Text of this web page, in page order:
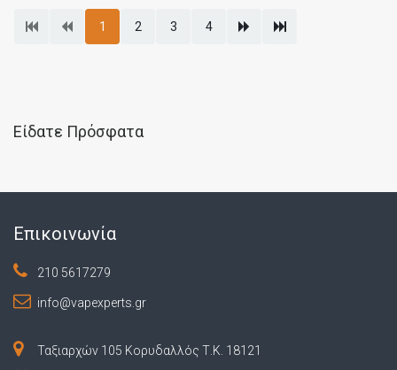
1 2 3 4
Είδατε Πρόσφατα
Επικοινωνία
210 5617279
info@vapexperts.gr
Ταξιαρχών 105 Κορυδαλλός Τ.Κ. 18121